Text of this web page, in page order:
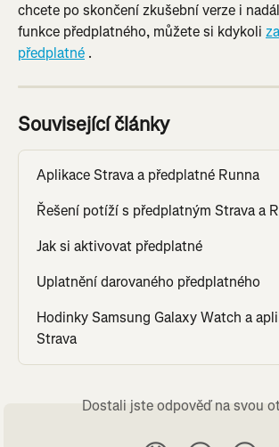
chcete po skončení zkušební verze i
funkce předplatného, můžete si kdykoli
předplatné .
Související články
Aplikace Strava a předplatné Runna
Řešení potíží s předplatným Strava a
Jak si aktivovat předplatné
Uplatnění darovaného předplatného
Hodinky Samsung Galaxy Watch a
Strava
Dostali jste odpověď na svou